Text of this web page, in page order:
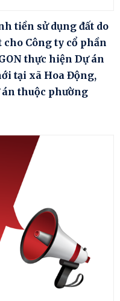
tiền sử dụng đất do
Công ty cổ phần
thực hiện Dự án
tại xã Hoa Động,
thuộc phường